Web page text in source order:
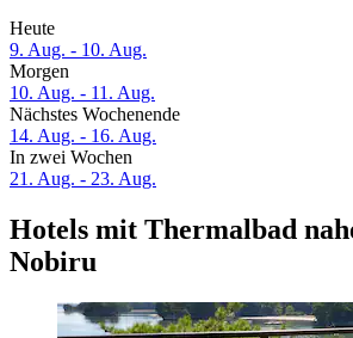
Heute
9. Aug. - 10. Aug.
Morgen
10. Aug. - 11. Aug.
Nächstes Wochenende
14. Aug. - 16. Aug.
In zwei Wochen
21. Aug. - 23. Aug.
Hotels mit Thermalbad
Nobiru